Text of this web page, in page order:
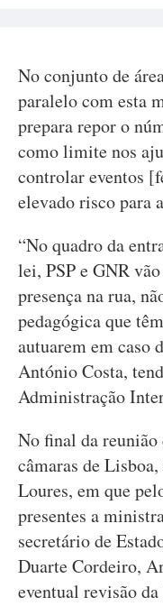
No conjunto de
paralelo com esta
prepara repor o
como limite nos
controlar eventos
elevado risco para
“No quadro da
lei, PSP e GNR
presença na rua,
pedagógica que
autuarem em caso
António Costa,
Administração
No final da reunião
câmaras de
Loures, em que
presentes a
secretário de
Duarte Cordeiro,
eventual revisão